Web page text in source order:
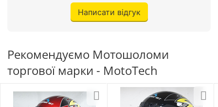
Написати відгук
Рекомендуємо Мотошоломи
торгової марки - MotoTech